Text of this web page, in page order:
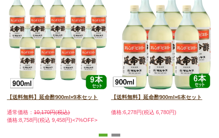
【送料無料】延命酢900ml×9本セット
通常価格：10,170円(税込)
価格:8,758円(税込 9,458円)<7%OFF>
【送料無料】延命酢900ml×6本セット
価格:6,278円(税込 6,780円)